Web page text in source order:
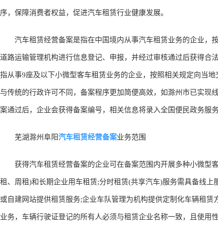
序，保障消费者权益，促进汽车租赁行业健康发展。
汽车租赁经营备案是指在中国境内从事汽车租赁业务的企业，
道路运输管理机构进行信息登记、申报，并经过审核通过后获得合
指从事9座及以下小微型客车租赁业务的企业，按照相关规定向当
与传统的行政许可不同，备案程序更加简便高效，如滁州市已实现
案通过后，企业会获得备案编号，相关信息将录入全国便民政务服
芜湖滁州阜阳汽车租赁经营备案业务范围
获得汽车租赁经营备案的企业可在备案范围内开展多种小微型
租、周租)和长期企业用车租赁;分时租赁(共享汽车)服务需具备线
或自建网站提供租赁服务;企业车队管理为机构提供定制化车辆租
业务，车辆行驶证登记的所有人必须与租赁企业名称一致，且使用